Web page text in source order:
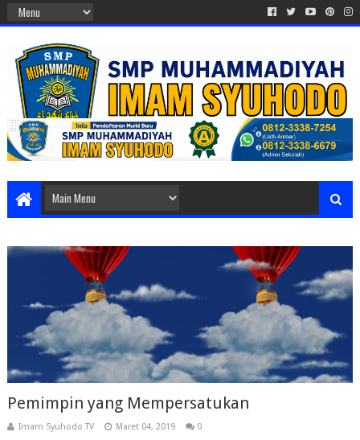
Pemimpin yang Mempersatukan
Imam Syuhodo TV Maret 04, 2019 0